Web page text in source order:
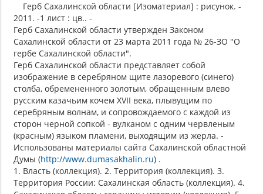
Герб Сахалинской области [Изоматериал] : рисунок. -
2011. -1 лист : цв.. -
Герб Сахалинской области утвержден Законом
Сахалинской области от 23 марта 2011 года № 26-ЗО "О
гербе Сахалинской области".
Герб Сахалинской области представляет собой
изображение в серебряном щите лазоревого (синего)
столба, обремененного золотым, обращенным влево
русским казачьим кочем XVII века, плывущим по
серебряным волнам, и сопровождаемого с каждой из
сторон черной сопкой - вулканом с одним червленым
(красным) языком пламени, выходящим из жерла. -
Использованы материалы сайта Сахалинской областной
Думы (http://www.dumasakhalin.ru) .
1. Власть (коллекция). 2. Территория (коллекция). 3.
Территория России: Сахалинская область (коллекция). 4.